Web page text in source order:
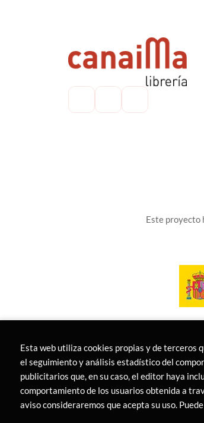
Este proyecto
2026 ©LIBRERÍA CANAIMA.
Esta web utiliza cookies propias y de terceros
el seguimiento y análisis estadístico del
publicitarios que, en su caso, el editor haya
comportamiento de los usuarios obtenida a
aviso consideraremos que acepta su uso.